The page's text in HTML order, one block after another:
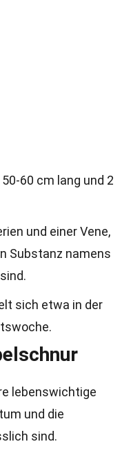
60 cm lang und 2
und einer Vene,
Substanz namens
sich etwa in der
lebenswichtige
und die
sind.